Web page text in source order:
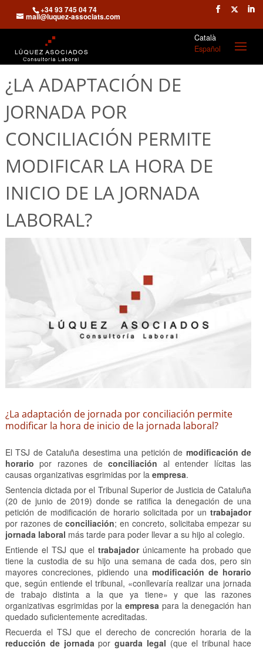
+34 93 745 04 74
mail@luquez-associats.com
Català
Español
¿LA ADAPTACIÓN DE
JORNADA POR
CONCILIACIÓN PERMITE
MODIFICAR LA HORA DE
INICIO DE LA JORNADA
LABORAL?
¿La adaptación de jornada por conciliación permite
modificar la hora de inicio de la jornada laboral?
El TSJ de Cataluña desestima una petición de modificación de
horario por razones deconciliación al entender lícitas las
causas organizativas esgrimidas por la empresa.
Sentencia dictada por el Tribunal Superior de Justicia de Cataluña
(20 de junio de 2019) donde se ratifica la denegación de una
petición de modificación de horario solicitada por untrabajador
por razones deconciliación; en concreto, solicitaba empezar su
jornada laboral más tarde para poder llevar a su hijo al colegio.
Entiende el TSJ que el trabajadorúnicamente ha probado que
tiene la custodia de su hijo una semana de cada dos, pero sin
mayores concreciones, pidiendo una modificación de horario
que, según entiende el tribunal, «conllevaría realizar una jornada
de trabajo distinta a la que ya tiene» y que las razones
organizativas esgrimidas por laempresa para la denegación han
quedado suficientemente acreditadas.
Recuerda el TSJ que el derecho de concreción horaria de la
reducción de jornadaporguarda legal (que el tribunal hace